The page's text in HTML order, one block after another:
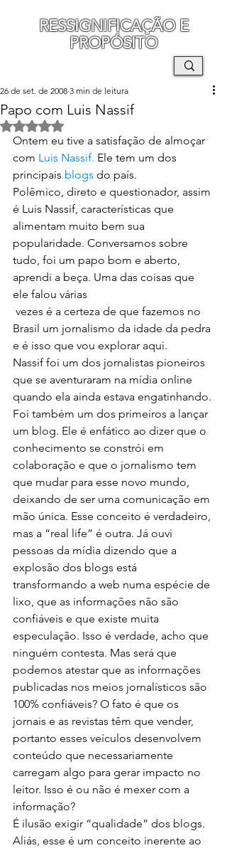
RESSIGNIFICAÇÃO E
PROPÓSITO
Papo com Luis Nassif
26 de set. de 2008 3 min de leitura
Avaliado com NaN de 5 estrelas.
Ontem eu tive a satisfação de almoçar
com Luis Nassif. Ele tem um dos
principais blogs do país.
Polêmico, direto e questionador, assim
é Luis Nassif, características que
alimentam muito bem sua
popularidade. Conversamos sobre
tudo, foi um papo bom e aberto,
aprendi a beça. Uma das coisas que
ele falou várias
Brasil um jornalismo da idade da pedra
e é isso que vou explorar aqui.
Nassif foi um dos jornalistas pioneiros
que se aventuraram na mídia online
quando ela ainda estava engatinhando.
Foi também um dos primeiros a lançar
um blog. Ele é enfático ao dizer que o
conhecimento se constrói em
colaboração e que o jornalismo tem
que mudar para esse novo mundo,
deixando de ser uma comunicação em
mão única. Esse conceito é verdadeiro,
mas a “real life” é outra. Já ouvi
pessoas da mídia dizendo que a
explosão dos blogs está
transformando a web numa espécie de
lixo, que as informações não são
confiáveis e que existe muita
especulação. Isso é verdade, acho que
ninguém contesta. Mas será que
podemos atestar que as informações
publicadas nos meios jornalísticos são
100% confiáveis? O fato é que os
jornais e as revistas têm que vender,
portanto esses veículos desenvolvem
conteúdo que necessariamente
carregam algo para gerar impacto no
leitor. Isso é ou não é mexer com a
informação?
É ilusão exigir “qualidade” dos blogs.
Aliás, esse é um conceito inerente ao